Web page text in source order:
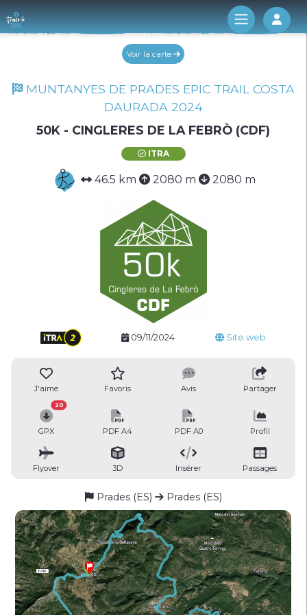
Log
Voir la carte
MUNTANYES DE PRADES EPIC TRAIL COSTA
DAURADA 2024
50K - CINGLERES DE LA FEBRÒ (CDF)
ITRA
46.5 km 2080 m 2080 m
09/11/2024 Site web
J'aime Favoris Avis Partager
GPX
20
PDF A4 PDF A0 Profil
Flyover 3D Insérer Passages
Prades (ES) Prades (ES)